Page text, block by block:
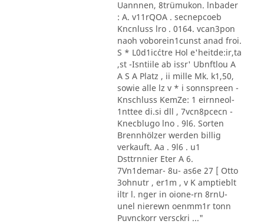
Uannnen, 8trümukon. lnbader
: A. v11rQOA . secnepcoeb
Kncnluss lro . 0164. vcan3pon
naoh voborein1cunst anad froi.
S * L0d1ic´ctre Hol e'heitde:ir,ta
,st -Isntiile ab issr' Ubnftlou A
A S A Platz , ii mille Mk. k1,50,
sowie alle lz v * i sonnspreen -
Knschluss KemZe: 1 eirnneol-
1nttee di.si dll , 7vcn8pcecn -
Knecblugo lno . 9l6. Sorten
Brennhölzer werden billig
verkauft. Aa . 9l6 . u1
Dsttrnnier Eter A 6.
7Vn1demar- 8u- as6e 27 [ Otto
3ohnutr , er1m , v K amptieblt
iltr l. nger in oione-rn 8rnU-
unel nierewn oenmm1r tonn
Puvnckorr versckri ..."